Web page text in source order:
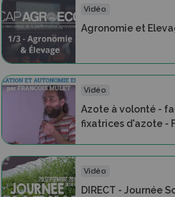
Vidéo
Agronomie et
Vidéo
Azote à volonté -
fixatrices d'azote -
Vidéo
DIRECT - Journée